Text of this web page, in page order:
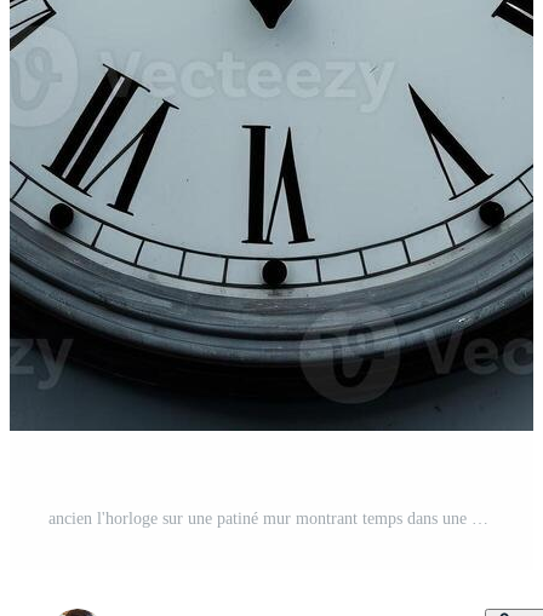
ancien l'horloge sur une patiné mur montrant temps dans une monochrome réglage Photo Pro